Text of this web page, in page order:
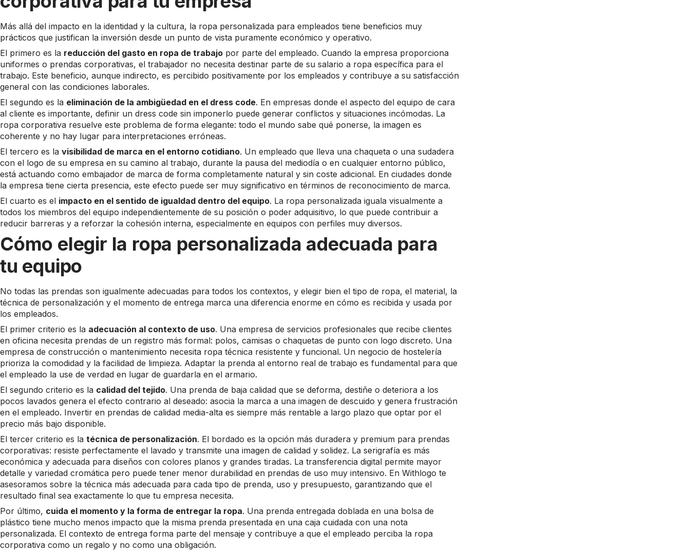
Más allá del impacto en la identidad y la cultura, la ropa personalizada para empleados tiene beneficios muy
prácticos que justifican la inversión desde un punto de vista puramente económico y operativo.
El primero es la reducción del gasto en ropa de trabajo por parte del empleado. Cuando la empresa proporciona
uniformes o prendas corporativas, el trabajador no necesita destinar parte de su salario a ropa específica para el
trabajo. Este beneficio, aunque indirecto, es percibido positivamente por los empleados y contribuye a su satisfacción
general con las condiciones laborales.
El segundo es la eliminación de la ambigüedad en el dress code. En empresas donde el aspecto del equipo de cara
al cliente es importante, definir un dress code sin imponerlo puede generar conflictos y situaciones incómodas. La
ropa corporativa resuelve este problema de forma elegante: todo el mundo sabe qué ponerse, la imagen es
coherente y no hay lugar para interpretaciones erróneas.
El tercero es la visibilidad de marca en el entorno cotidiano. Un empleado que lleva una chaqueta o una sudadera
con el logo de su empresa en su camino al trabajo, durante la pausa del mediodía o en cualquier entorno público,
está actuando como embajador de marca de forma completamente natural y sin coste adicional. En ciudades donde
la empresa tiene cierta presencia, este efecto puede ser muy significativo en términos de reconocimiento de marca.
El cuarto es el impacto en el sentido de igualdad dentro del equipo. La ropa personalizada iguala visualmente a
todos los miembros del equipo independientemente de su posición o poder adquisitivo, lo que puede contribuir a
reducir barreras y a reforzar la cohesión interna, especialmente en equipos con perfiles muy diversos.
Cómo elegir la ropa personalizada adecuada para
tu equipo
No todas las prendas son igualmente adecuadas para todos los contextos, y elegir bien el tipo de ropa, el material, la
técnica de personalización y el momento de entrega marca una diferencia enorme en cómo es recibida y usada por
los empleados.
El primer criterio es la adecuación al contexto de uso. Una empresa de servicios profesionales que recibe clientes
en oficina necesita prendas de un registro más formal: polos, camisas o chaquetas de punto con logo discreto. Una
empresa de construcción o mantenimiento necesita ropa técnica resistente y funcional. Un negocio de hostelería
prioriza la comodidad y la facilidad de limpieza. Adaptar la prenda al entorno real de trabajo es fundamental para que
el empleado la use de verdad en lugar de guardarla en el armario.
El segundo criterio es la calidad del tejido. Una prenda de baja calidad que se deforma, destiñe o deteriora a los
pocos lavados genera el efecto contrario al deseado: asocia la marca a una imagen de descuido y genera frustración
en el empleado. Invertir en prendas de calidad media-alta es siempre más rentable a largo plazo que optar por el
precio más bajo disponible.
El tercer criterio es la técnica de personalización. El bordado es la opción más duradera y premium para prendas
corporativas: resiste perfectamente el lavado y transmite una imagen de calidad y solidez. La serigrafía es más
económica y adecuada para diseños con colores planos y grandes tiradas. La transferencia digital permite mayor
detalle y variedad cromática pero puede tener menor durabilidad en prendas de uso muy intensivo. En Withlogo te
asesoramos sobre la técnica más adecuada para cada tipo de prenda, uso y presupuesto, garantizando que el
resultado final sea exactamente lo que tu empresa necesita.
Por último, cuida el momento y la forma de entregar la ropa. Una prenda entregada doblada en una bolsa de
plástico tiene mucho menos impacto que la misma prenda presentada en una caja cuidada con una nota
personalizada. El contexto de entrega forma parte del mensaje y contribuye a que el empleado perciba la ropa
corporativa como un regalo y no como una obligación.